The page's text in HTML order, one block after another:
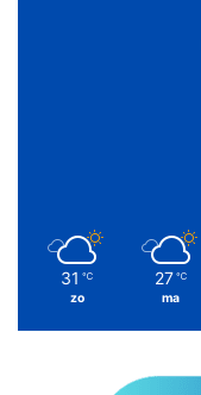
31 ℃
zo
27 ℃
ma